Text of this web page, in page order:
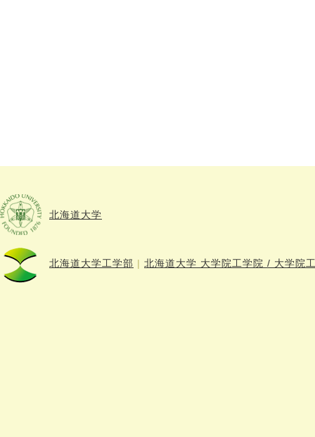
北海道大学
北海道大学工学部 | 北海道大学 大学院工学院 / 大学院